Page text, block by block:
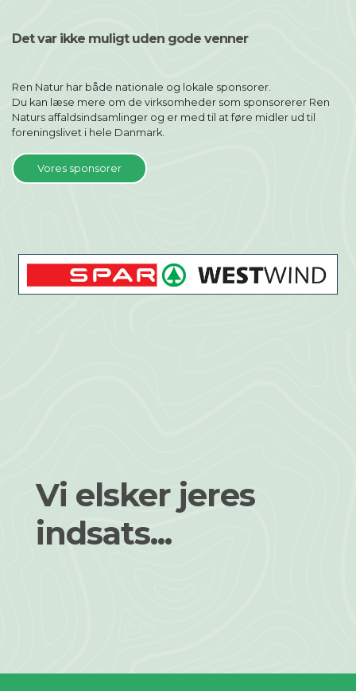
Det var ikke muligt uden gode venner
Ren Natur har både nationale og lokale sponsorer.
Du kan læse mere om de virksomheder som sponsorerer Ren
Naturs affaldsindsamlinger og er med til at føre midler ud til
foreningslivet i hele Danmark.
Vores sponsorer
Vi elsker jeres
indsats...